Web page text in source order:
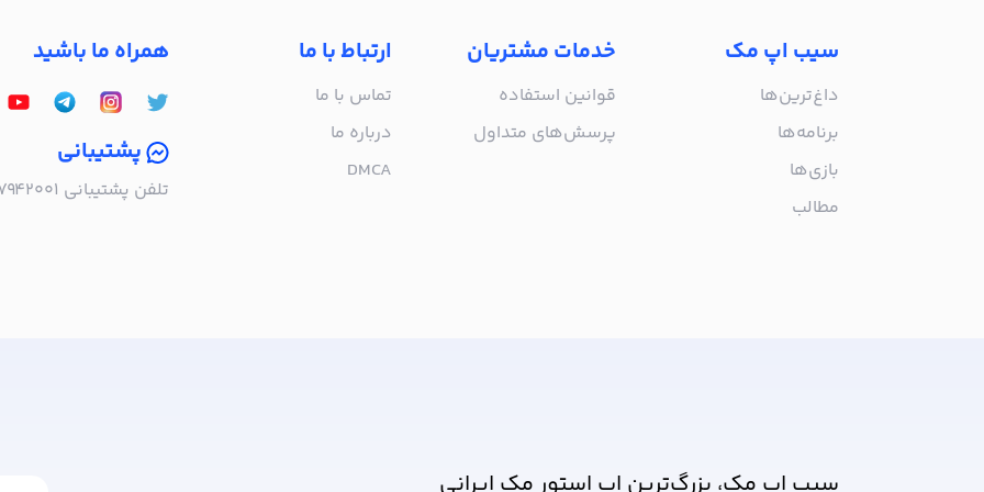
سیب اپ مک
داغ‌ترین‌ها
برنامه‌ها
بازی‌ها
مطالب
خدمات مشتریان
قوانین استفاده
پرسش‌های متداول
ارتباط با ما
تماس با ما
درباره‌ ما
DMCA
همراه ما باشید
پشتیبانی
تلفن پشتیبانی ۰۲۱۵۷۹۴۲۰۰۱ | به صورت تلفنی پاسخگوی شما هستیم!